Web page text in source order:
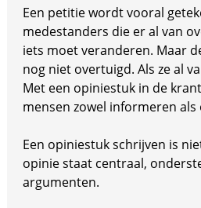
Een petitie wordt vooral
medestanders die er al van
iets moet veranderen. Maar
nog niet overtuigd. Als ze al
Met een opiniestuk in de
mensen zowel informeren als
Een opiniestuk schrijven is
opinie staat centraal,
argumenten.